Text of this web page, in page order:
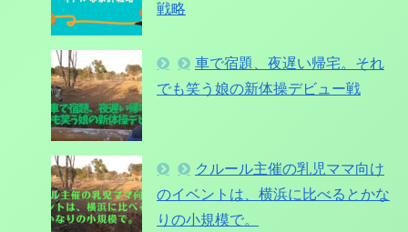
戦略
車で宿題、夜遅い帰宅。それ
でも笑う娘の新体操デビュー戦
クルール主催の乳児ママ向け
のイベントは、横浜に比べるとかな
りの小規模で。